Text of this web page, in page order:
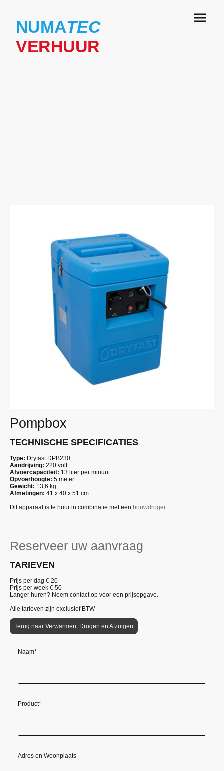
NUMATEC
VERHUUR
Pompbox
TECHNISCHE SPECIFICATIES
Type: Dryfast DPB230
Aandrijving: 220 volt
Afvoercapaciteit: 13 liter per minuut
Opvoerhoogte: 5 meter
Gewicht: 13,6 kg
Afmetingen: 41 x 40 x 51 cm
Dit apparaat is te huur in combinatie met een bouwdroger.
Reserveer uw aanvraag
TARIEVEN
Prijs per dag € 20
Prijs per week € 50
Langer huren? Neem contact op voor een prijsopgave.
Alle tarieven zijn exclusief BTW
Terug naar Verwarmen, Drogen en Afzuigen
Naam*
Product*
Adres en Woonplaats